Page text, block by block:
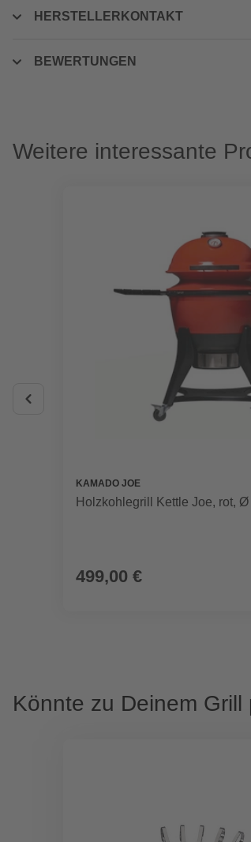
HERSTELLERKONTAKT
BEWERTUNGEN
Weitere interessante
KAMADO JOE
Holzkohlegrill Kettle Joe, rot, Ø
499,00 €
Könnte zu Deinem Grill